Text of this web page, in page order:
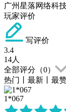
广州星落网络科
玩家评价
写评价
3.4
14人
全部评分（0）
热门
最新 最
1*067